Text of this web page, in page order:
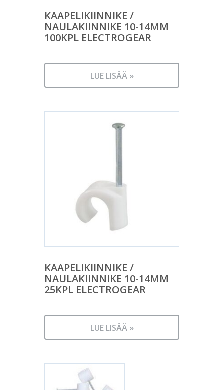
KAAPELIKIINNIKE /
NAULAKIINNIKE 10-14MM
100KPL ELECTROGEAR
LUE LISÄÄ »
KAAPELIKIINNIKE /
NAULAKIINNIKE 10-14MM
25KPL ELECTROGEAR
LUE LISÄÄ »